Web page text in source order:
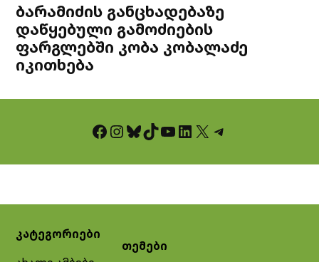
ბარამიძის განცხადებაზე
დაწყებული გამოძიების
ფარგლებში კობა კობალაძე
იკითხება
Facebook InstagramBluesky TikTok YouTube LinkedIn X Telegram
კატეგორიები
თემები